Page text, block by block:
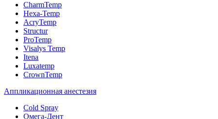
CharmTemp
Hexa-Temp
AcryTemp
Structur
ProTemp
Visalys Temp
Itena
Luxatemp
CrownTemp
Аппликационная анестезия
Cold Spray
Омега-Дент